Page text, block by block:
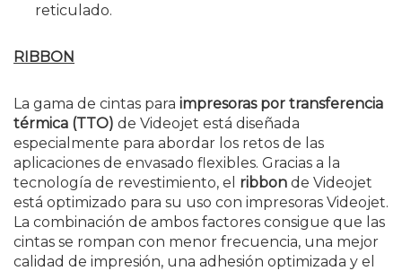
reticulado.
RIBBON
La gama de cintas para impresoras por transferencia
térmica (TTO) de Videojet está diseñada
especialmente para abordar los retos de las
aplicaciones de envasado flexibles. Gracias a la
tecnología de revestimiento, el ribbon de Videojet
está optimizado para su uso con impresoras Videojet.
La combinación de ambos factores consigue que las
cintas se rompan con menor frecuencia, una mejor
calidad de impresión, una adhesión optimizada y el